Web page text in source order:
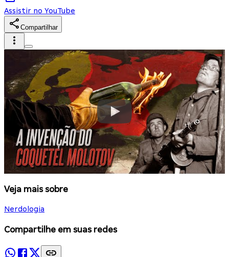
Assistir no YouTube
Compartilhar
Veja mais sobre
Nerdologia
Compartilhe em suas redes